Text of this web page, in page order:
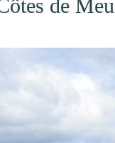
de